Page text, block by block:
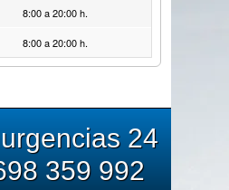
8:00 a 20:00 h.
8:00 a 20:00 h.
24
359 992